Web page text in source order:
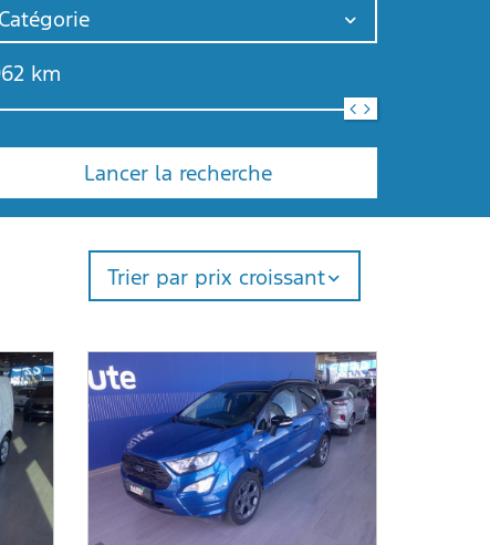
Catégorie
km
Lancer la recherche
Trier par prix croissant